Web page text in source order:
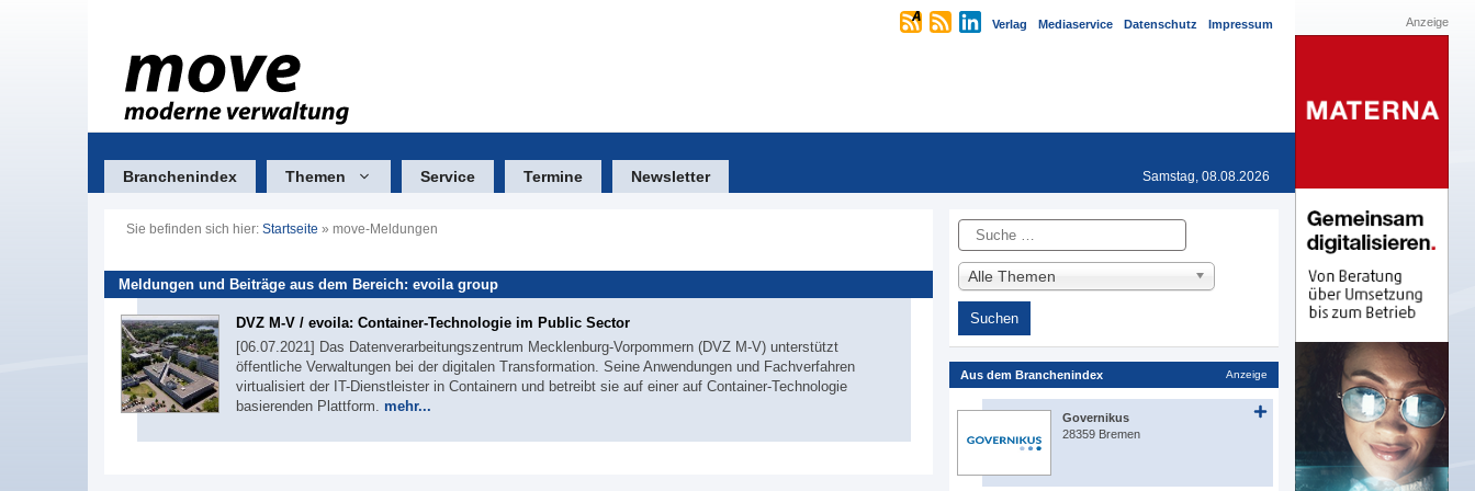
Verlag Mediaservice Datenschutz Impressum
Branchenindex Themen Service Termine Newsletter Samstag, 08.08.2026
Sie befinden sich hier: Startseite » move-Meldungen
Meldungen und Beiträge aus dem Bereich: evoila group
DVZ M-V / evoila: Container-Technologie im Public Sector
[06.07.2021] Das Datenverarbeitungszentrum Mecklenburg-Vorpommern (DVZ M-V) unterstützt
öffentliche Verwaltungen bei der digitalen Transformation. Seine Anwendungen und Fachverfahren
virtualisiert der IT-Dienstleister in Containern und betreibt sie auf einer auf Container-Technologie
basierenden Plattform. mehr...
Suche
Alle Themen
Aus dem Branchenindex Anzeige
Governikus
28359 Bremen
Anzeige